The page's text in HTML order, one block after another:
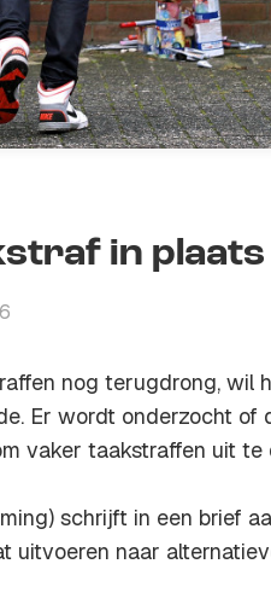
in
nog terugdrong, wil
Er wordt onderzocht of
vaker taakstraffen uit te
schrijft in een brief
uitvoeren naar